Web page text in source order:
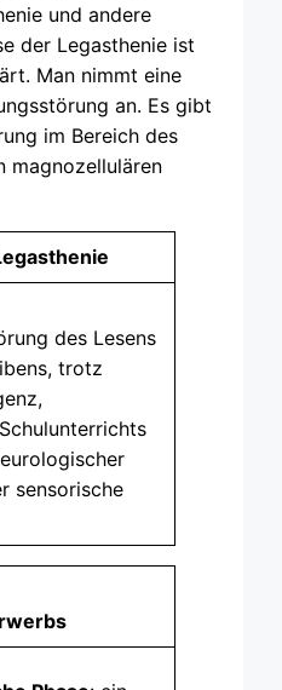
und andere
der Legasthenie ist
Man nimmt eine
an. Es gibt
im Bereich des
magnozellulären
des Lesens
trotz
sensorische